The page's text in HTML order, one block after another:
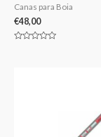
Canas para Boia
€48,00